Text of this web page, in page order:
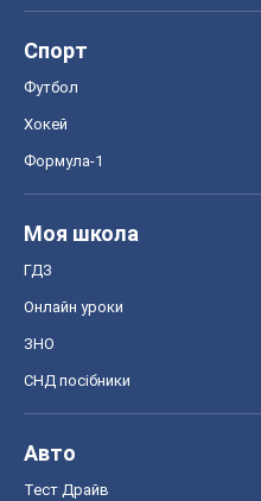
Спорт
Футбол
Хокей
Формула-1
Моя школа
ГДЗ
Онлайн уроки
ЗНО
СНД посібники
Авто
Тест Драйв